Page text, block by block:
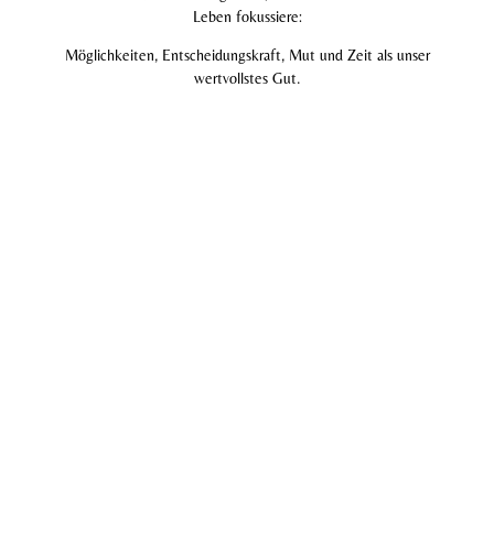
Leben fokussiere:
Möglichkeiten, Entscheidungskraft, Mut und Zeit als unser
wertvollstes Gut.